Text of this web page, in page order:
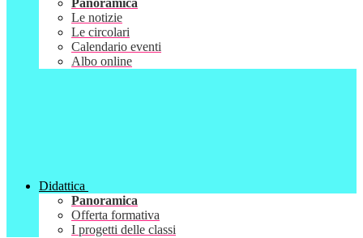
Panoramica
Le notizie
Le circolari
Calendario eventi
Albo online
Didattica
Panoramica
Offerta formativa
I progetti delle classi